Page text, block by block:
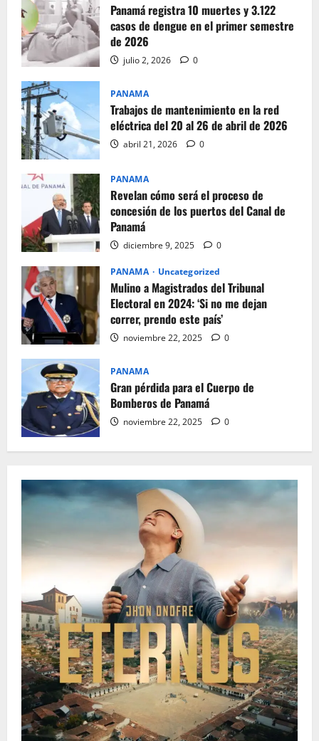
Panamá registra 10 muertes y 3.122
casos de dengue en el primer semestre
de 2026
julio 2, 2026 0
PANAMA
Trabajos de mantenimiento en la red
eléctrica del 20 al 26 de abril de 2026
abril 21, 2026 0
PANAMA
Revelan cómo será el proceso de
concesión de los puertos del Canal de
Panamá
diciembre 9, 2025 0
PANAMA Uncategorized
Mulino a Magistrados del Tribunal
Electoral en 2024: ‘Si no me dejan
correr, prendo este país’
noviembre 22, 2025 0
PANAMA
Gran pérdida para el Cuerpo de
Bomberos de Panamá
noviembre 22, 2025 0